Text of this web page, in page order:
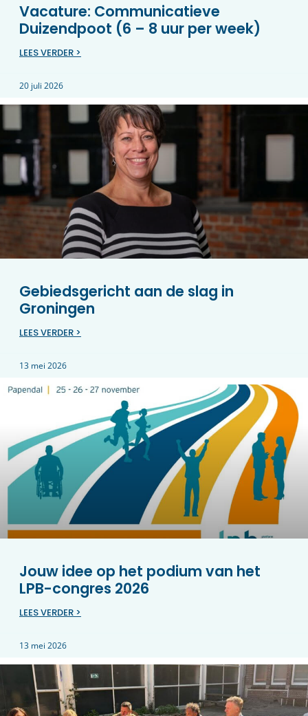
Vacature: Communicatieve
Duizendpoot (6 – 8 uur per week)
LEES VERDER >
20 juli 2026
Gebiedsgericht aan de slag in
Groningen
LEES VERDER >
13 mei 2026
Jouw idee op het podium van het
LPB-congres 2026
LEES VERDER >
13 mei 2026